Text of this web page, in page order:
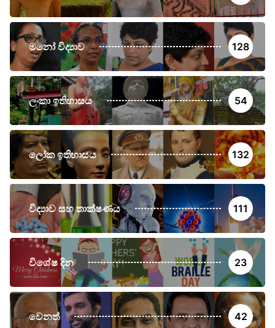
මනෝ විද්‍යාව 128
ලංකා ඉතිහාසය 54
ලෝක ඉතිහාසය 132
විද්‍යාව සහ තාක්ෂණය 111
විශේෂ දින 23
වෙනත් 42